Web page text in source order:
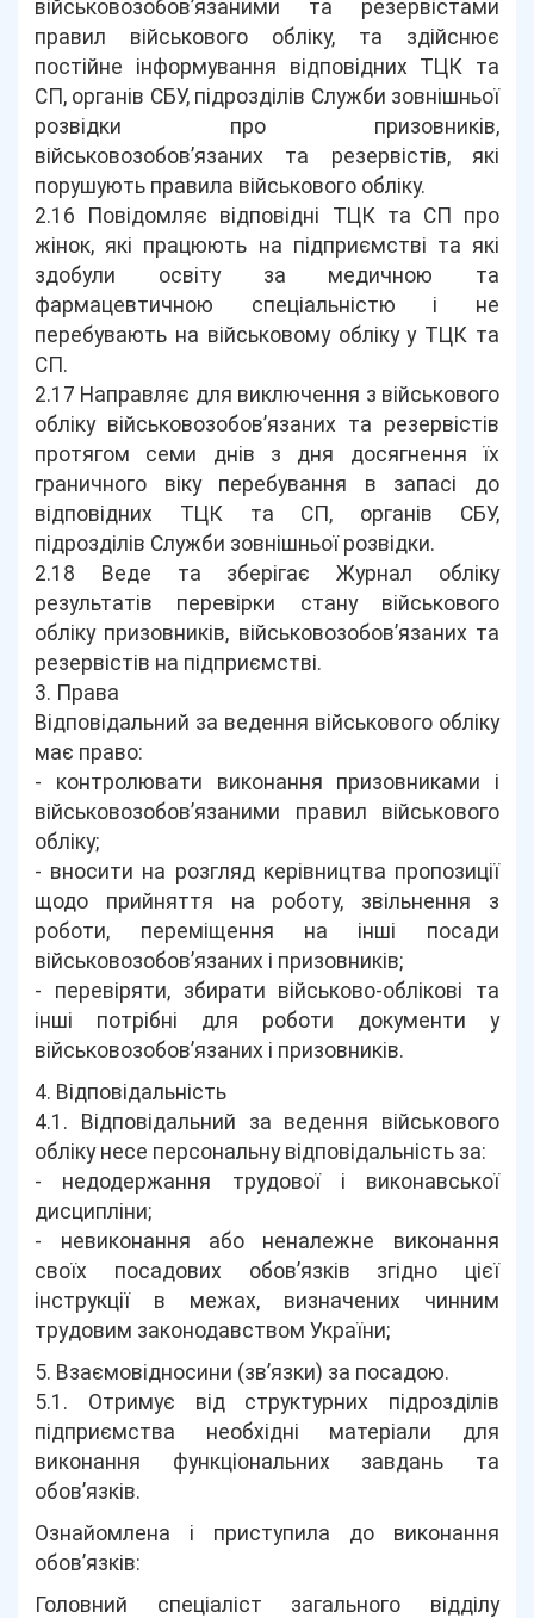
військовозобов’язаними та резервістами
правил військового обліку, та здійснює
постійне інформування відповідних ТЦК та
СП, органів СБУ, підрозділів Служби зовнішньої
розвідки про призовників,
військовозобов’язаних та резервістів, які
порушують правила військового обліку.
2.16 Повідомляє відповідні ТЦК та СП про
жінок, які працюють на підприємстві та які
здобули освіту за медичною та
фармацевтичною спеціальністю і не
перебувають на військовому обліку у ТЦК та
СП.
2.17 Направляє для виключення з військового
обліку військовозобов’язаних та резервістів
протягом семи днів з дня досягнення їх
граничного віку перебування в запасі до
відповідних ТЦК та СП, органів СБУ,
підрозділів Служби зовнішньої розвідки.
2.18 Веде та зберігає Журнал обліку
результатів перевірки стану військового
обліку призовників, військовозобов’язаних та
резервістів на підприємстві.
3. Права
Відповідальний за ведення військового обліку
має право:
- контролювати виконання призовниками і
військовозобов’язаними правил військового
обліку;
- вносити на розгляд керівництва пропозиції
щодо прийняття на роботу, звільнення з
роботи, переміщення на інші посади
військовозобов’язаних і призовників;
- перевіряти, збирати військово-облікові та
інші потрібні для роботи документи у
військовозобов’язаних і призовників.
4. Відповідальність
4.1. Відповідальний за ведення військового
обліку несе персональну відповідальність за:
- недодержання трудової і виконавської
дисципліни;
- невиконання або неналежне виконання
своїх посадових обов’язків згідно цієї
інструкції в межах, визначених чинним
трудовим законодавством України;
5. Взаємовідносини (зв’язки) за посадою.
5.1. Отримує від структурних підрозділів
підприємства необхідні матеріали для
виконання функціональних завдань та
обов’язків.
Ознайомлена і приступила до виконання
обов’язків:
Головний спеціаліст загального відділу